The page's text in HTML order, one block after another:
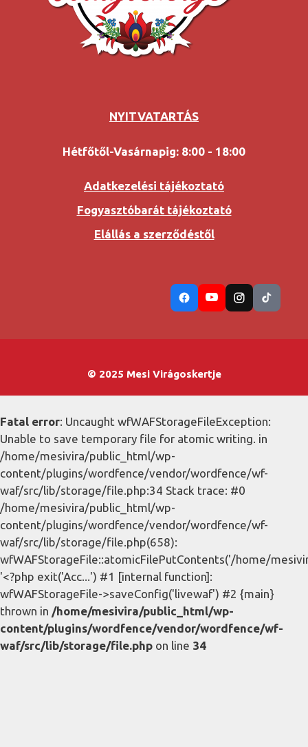
NYITVATARTÁS
Hétfőtől-Vasárnapig: 8:00 - 18:00
Adatkezelési tájékoztató
Fogyasztóbarát tájékoztató
Elállás a szerződéstől
© 2025 Mesi Virágoskertje
Fatal error: Uncaught wfWAFStorageFileException:
Unable to save temporary file for atomic writing. in
/home/mesivira/public_html/wp-
content/plugins/wordfence/vendor/wordfence/wf-
waf/src/lib/storage/file.php:34 Stack trace: #0
/home/mesivira/public_html/wp-
content/plugins/wordfence/vendor/wordfence/wf-
waf/src/lib/storage/file.php(658):
wfWAFStorageFile::atomicFilePutContents('/home/
'<?php exit('Acc...') #1 [internal function]:
wfWAFStorageFile->saveConfig('livewaf') #2 {main}
thrown in /home/mesivira/public_html/wp-
content/plugins/wordfence/vendor/wordfence/wf-
waf/src/lib/storage/file.php on line 34